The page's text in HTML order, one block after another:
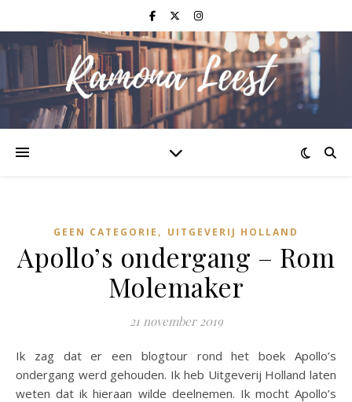
GEEN CATEGORIE , UITGEVERIJ HOLLAND
Apollo’s ondergang – Rom
Molemaker
21 november 2019
Ik zag dat er een blogtour rond het boek Apollo’s
ondergang werd gehouden. Ik heb Uitgeverij Holland laten
weten dat ik hieraan wilde deelnemen. Ik mocht Apollo’s